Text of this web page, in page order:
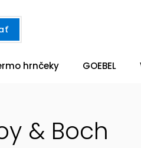
hrnčeky GOEBEL
& Boch